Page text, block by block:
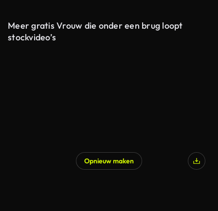
Meer gratis Vrouw die onder een brug loopt
stockvideo’s
Opnieuw maken